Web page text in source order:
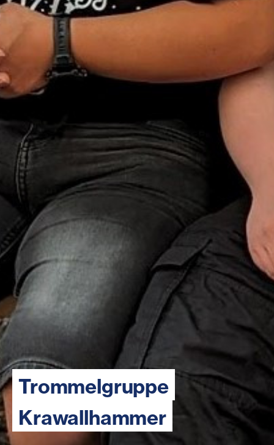
Trommelgruppe
Krawallhammer